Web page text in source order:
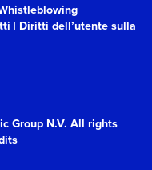
| Diritti dell’utente sulla
Group N.V. All rights